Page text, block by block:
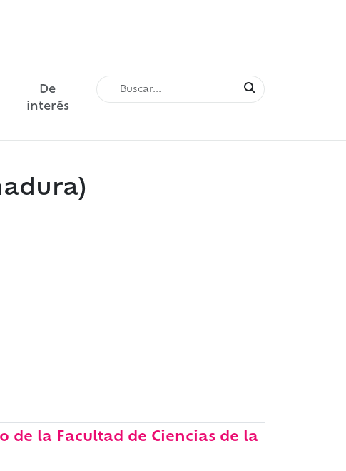
De
interés
de la Facultad de Ciencias de la